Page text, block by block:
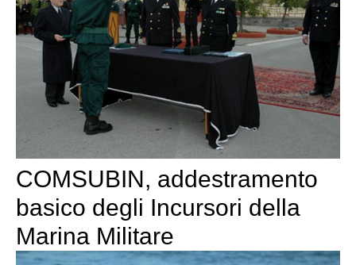
COMSUBIN, addestramento
basico degli Incursori della
Marina Militare